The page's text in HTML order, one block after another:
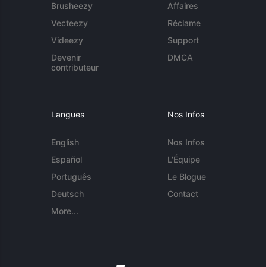
Brusheezy
Vecteezy
Videezy
Devenir
contributeur
Affaires
Réclame
Support
DMCA
Langues
English
Español
Português
Deutsch
More...
Nos Infos
Nos Infos
L'Équipe
Le Blogue
Contact